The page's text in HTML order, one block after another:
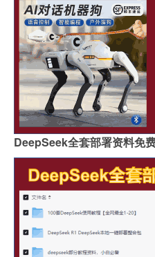
DeepSeek全套部署资料免